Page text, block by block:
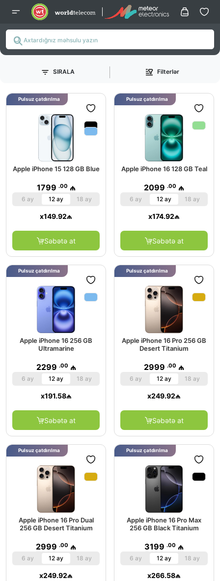
SIRALA Filterlər
Apple iPhone 15 128 GB Blue
1799 .00 ₼
6 ay 12 ay 18 ay
x149.92₼
Səbətə at
Pulsuz çatdırılma
Apple iPhone 16 128 GB Teal
2099 .00 ₼
6 ay 12 ay 18 ay
x174.92₼
Səbətə at
Pulsuz çatdırılma
Apple iPhone 16 256 GB
Ultramarine
2299 .00 ₼
6 ay 12 ay 18 ay
x191.58₼
Səbətə at
Pulsuz çatdırılma
Apple iPhone 16 Pro 256 GB
Desert Titanium
2999 .00 ₼
6 ay 12 ay 18 ay
x249.92₼
Səbətə at
Pulsuz çatdırılma
Apple iPhone 16 Pro Dual
256 GB Desert Titanium
2999 .00 ₼
6 ay 12 ay 18 ay
x249.92₼
Pulsuz çatdırılma
Apple iPhone 16 Pro Max
256 GB Black Titanium
3199 .00 ₼
6 ay 12 ay 18 ay
x266.58₼
Pulsuz çatdırılma